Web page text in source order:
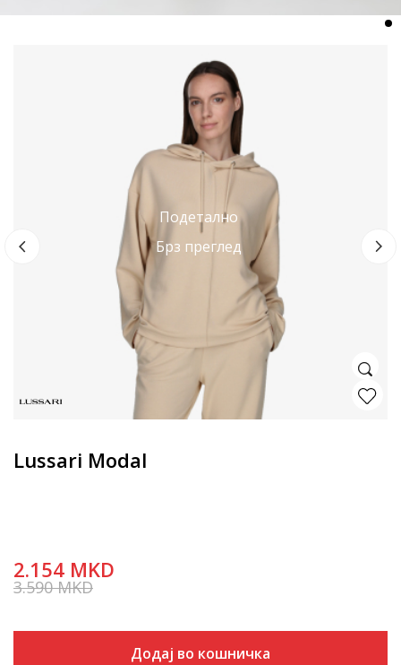
Подетално
Брз преглед
Lussari Modal
2.154 MKD
3.590MKD
Додај во кошничка